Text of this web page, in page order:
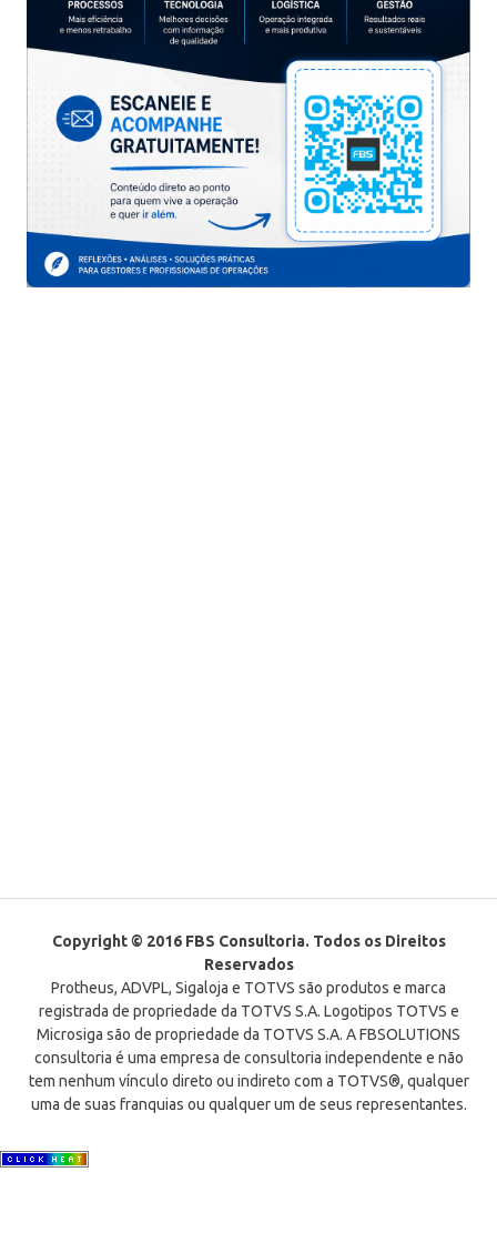
Copyright © 2016 FBS Consultoria. Todos os Direitos
Reservados
Protheus, ADVPL, Sigaloja e TOTVS são produtos e marca
registrada de propriedade da TOTVS S.A. Logotipos TOTVS e
Microsiga são de propriedade da TOTVS S.A. A FBSOLUTIONS
consultoria é uma empresa de consultoria independente e não
tem nenhum vínculo direto ou indireto com a TOTVS®, qualquer
uma de suas franquias ou qualquer um de seus representantes.